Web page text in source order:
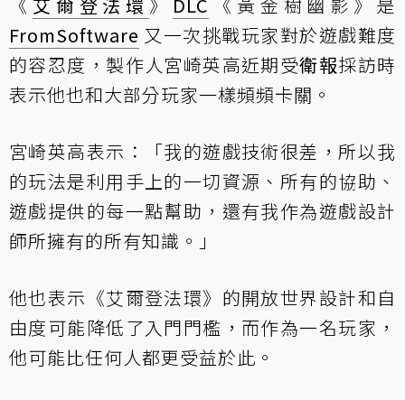
FromSoftware 又一次挑戰玩家對於遊戲難度
的容忍度，製作人宮崎英高近期受衛報採訪時
表示他也和大部分玩家一樣頻頻卡關。
宮崎英高表示：「我的遊戲技術很差，所以我
的玩法是利用手上的一切資源、所有的協助、
遊戲提供的每一點幫助，還有我作為遊戲設計
師所擁有的所有知識。」
他也表示《艾爾登法環》的開放世界設計和自
由度可能降低了入門門檻，而作為一名玩家，
他可能比任何人都更受益於此。